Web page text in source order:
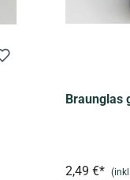
Braunglas
2,49 €*